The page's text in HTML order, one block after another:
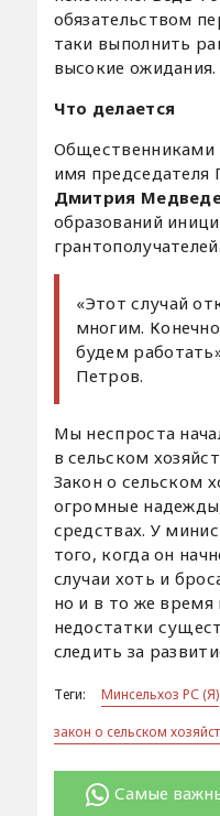
обязательством
таки выполнить
высокие ожидания.
Что делается
Общественниками
имя председателя
Дмитрия
образований
грантополучателей.
«Этот случай
многим.
будем
Петров.
Мы неспроста
в сельском
Закон о сельском
огромные
средствах. У
того, когда он
случаи хоть и
но и в то же
недостатки
следить за
Теги: Минсельхоз РС (Я)
закон о сельском
Самые